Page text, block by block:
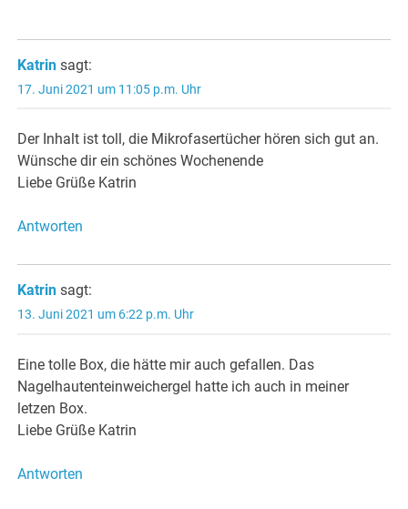
Katrin sagt:
17. Juni 2021 um 11:05 p.m. Uhr
Der Inhalt ist toll, die Mikrofasertücher hören sich gut an.
Wünsche dir ein schönes Wochenende
Liebe Grüße Katrin
Antworten
Katrin sagt:
13. Juni 2021 um 6:22 p.m. Uhr
Eine tolle Box, die hätte mir auch gefallen. Das
Nagelhautenteinweichergel hatte ich auch in meiner
letzen Box.
Liebe Grüße Katrin
Antworten